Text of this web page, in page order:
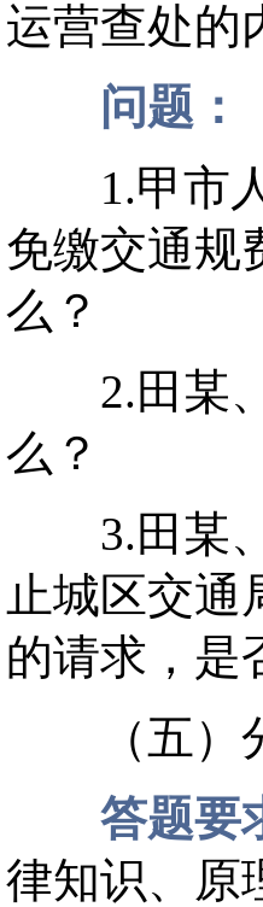
运营查处的
问题：
1.甲市人
免缴交通规
么？
2.田某、
么？
3.田某、
止城区交
的请求，是
（五）
答题要
律知识、原